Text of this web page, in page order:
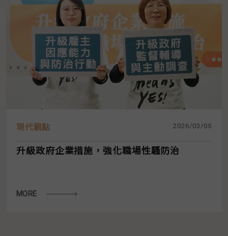
現代觀點 2026/03/05
升級政府企業措施，強化職場性騷防治
MORE